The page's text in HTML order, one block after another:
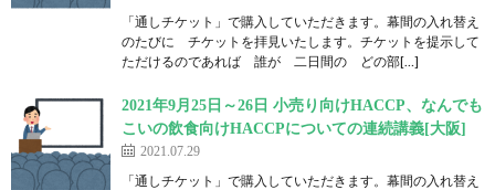
「通しチケット」で購入していただきます。幕間の入れ替え
のたびに チケットを拝見いたします。チケットを提示して
ただけるのであれば 誰が 二日間の どの部[…]
2021年9月25日～26日 小売り向けHACCP、なんでも
こいの飲食向けHACCPについての連続講義[大阪]
2021.07.29
「通しチケット」で購入していただきます。幕間の入れ替え